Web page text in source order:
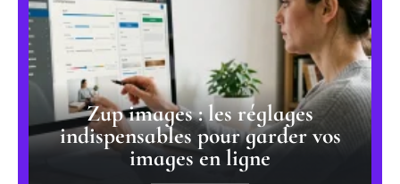
Zup images : les réglages
indispensables pour garder vos
images en ligne